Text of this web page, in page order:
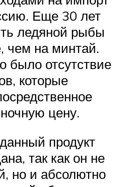
Еще 30 лет
ледяной рыбы
чем на минтай.
было отсутствие
которые
цену.
продукт
так как он не
но и абсолютно